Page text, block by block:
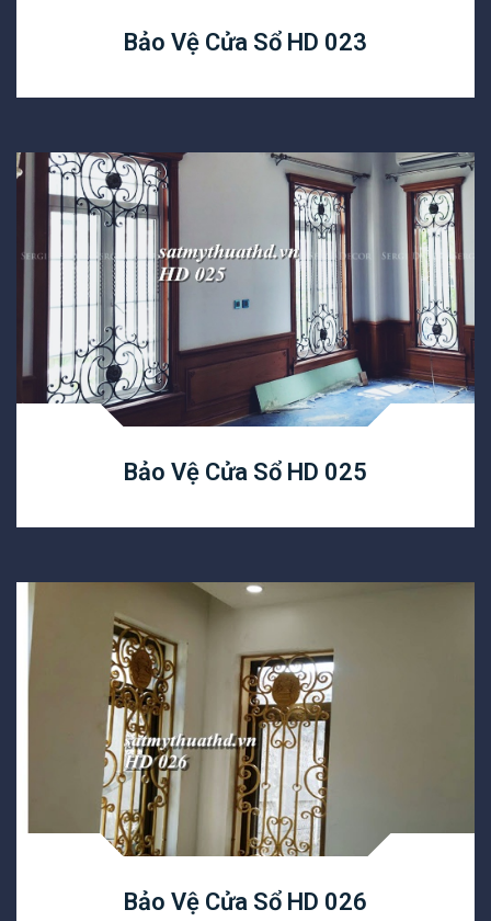
Bảo Vệ Cửa Sổ HD 023
Bảo Vệ Cửa Sổ HD 025
Bảo Vệ Cửa Sổ HD 026